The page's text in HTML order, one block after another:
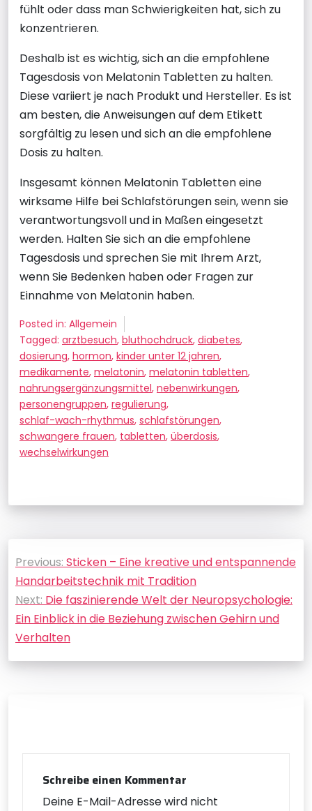
fühlt oder dass man Schwierigkeiten hat, sich zu
konzentrieren.
Deshalb ist es wichtig, sich an die empfohlene
Tagesdosis von Melatonin Tabletten zu halten.
Diese variiert je nach Produkt und Hersteller. Es ist
am besten, die Anweisungen auf dem Etikett
sorgfältig zu lesen und sich an die empfohlene
Dosis zu halten.
Insgesamt können Melatonin Tabletten eine
wirksame Hilfe bei Schlafstörungen sein, wenn sie
verantwortungsvoll und in Maßen eingesetzt
werden. Halten Sie sich an die empfohlene
Tagesdosis und sprechen Sie mit Ihrem Arzt,
wenn Sie Bedenken haben oder Fragen zur
Einnahme von Melatonin haben.
Posted in: Allgemein
Tagged: arztbesuch, bluthochdruck, diabetes,
dosierung, hormon, kinder unter 12 jahren,
medikamente, melatonin, melatonin tabletten,
nahrungsergänzungsmittel, nebenwirkungen,
personengruppen, regulierung,
schlaf-wach-rhythmus, schlafstörungen,
schwangere frauen, tabletten, überdosis,
wechselwirkungen
Beitragsnavigation
Previous: Sticken – Eine kreative und entspannende
Handarbeitstechnik mit Tradition
Next: Die faszinierende Welt der Neuropsychologie:
Ein Einblick in die Beziehung zwischen Gehirn und
Verhalten
Schreibe einen Kommentar
Deine E-Mail-Adresse wird nicht